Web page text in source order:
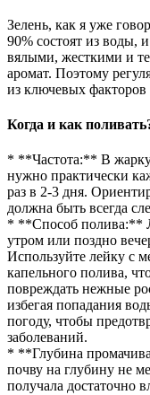
Зелень, как я уже
90% состоят из воды,
вялыми, жесткими и
аромат. Поэтому
из ключевых факторов
Когда и как
* **Частота:** В
нужно практически
раз в 2-3 дня.
должна быть всегда
* **Способ полива:**
утром или поздно
Используйте лейку с
капельного полива,
повреждать нежные
избегая попадания
погоду, чтобы
заболеваний.
* **Глубина
почву на глубину не
получала достаточно